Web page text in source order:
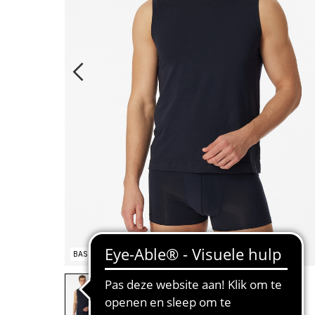
BASIC